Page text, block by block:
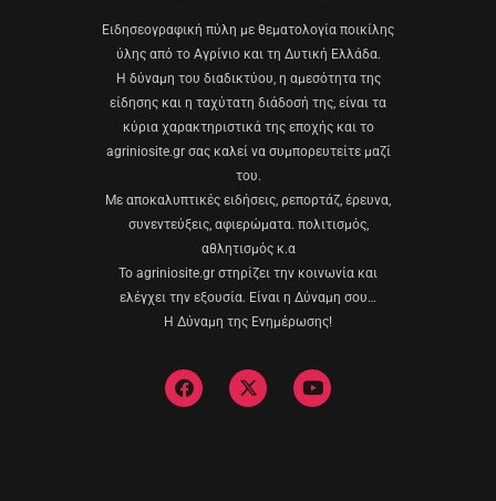
Eιδησεογραφική πύλη με θεματολογία ποικίλης
ύλης από το Αγρίνιο και τη Δυτική Ελλάδα.
Η δύναμη του διαδικτύου, η αμεσότητα της
είδησης και η ταχύτατη διάδοσή της, είναι τα
κύρια χαρακτηριστικά της εποχής και το
agriniosite.gr σας καλεί να συμπορευτείτε μαζί
του.
Με αποκαλυπτικές ειδήσεις, ρεπορτάζ, έρευνα,
συνεντεύξεις, αφιερώματα. πολιτισμός,
αθλητισμός κ.α
Το agriniosite.gr στηρίζει την κοινωνία και
ελέγχει την εξουσία. Είναι η Δύναμη σου…
Η Δύναμη της Ενημέρωσης!